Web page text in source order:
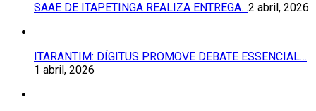
SAAE DE ITAPETINGA REALIZA ENTREGA…2 abril, 2026
ITARANTIM: DÍGITUS PROMOVE DEBATE ESSENCIAL…
1 abril, 2026